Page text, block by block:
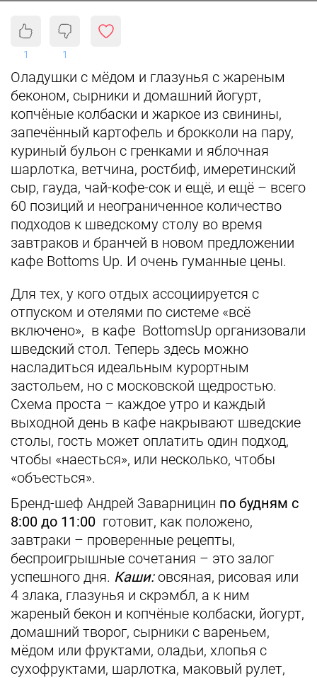
1 1
Оладушки с мёдом и глазунья с жареным
беконом, сырники и домашний йогурт,
копчёные колбаски и жаркое из свинины,
запечённый картофель и брокколи на пару,
куриный бульон с гренками и яблочная
шарлотка, ветчина, ростбиф, имеретинский
сыр, гауда, чай-кофе-сок и ещё, и ещё – всего
60 позиций и неограниченное количество
подходов к шведскому столу во время
завтраков и бранчей в новом предложении
кафе Bottoms Up. И очень гуманные цены.
Для тех, у кого отдых ассоциируется с
отпуском и отелями по системе «всё
включено», в кафе BottomsUp организовали
шведский стол. Теперь здесь можно
насладиться идеальным курортным
застольем, но с московской щедростью.
Схема проста – каждое утро и каждый
выходной день в кафе накрывают шведские
столы, гость может оплатить один подход,
чтобы «наесться», или несколько, чтобы
«объесться».
Бренд-шеф Андрей Заварницин по будням с
8:00 до 11:00 готовит, как положено,
завтраки – проверенные рецепты,
беспроигрышные сочетания – это залог
успешного дня. Каши:овсяная, рисовая или
4 злака, глазунья и скрэмбл, а к ним
жареный бекон и копчёные колбаски, йогурт,
домашний творог, сырники с вареньем,
мёдом или фруктами, оладьи, хлопья с
сухофруктами, шарлотка, маковый рулет,